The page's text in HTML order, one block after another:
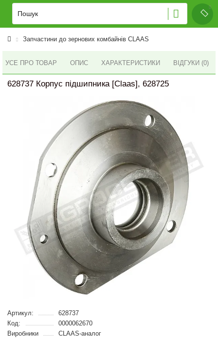
Запчастини до зернових комбайнів CLAAS
УСЕ ПРО ТОВАР ОПИС ХАРАКТЕРИСТИКИ ВІДГУКИ (0)
628737 Корпус підшипника [Claas], 628725
Артикул:
628737
Код:
0000062670
Виробники
CLAAS-аналог